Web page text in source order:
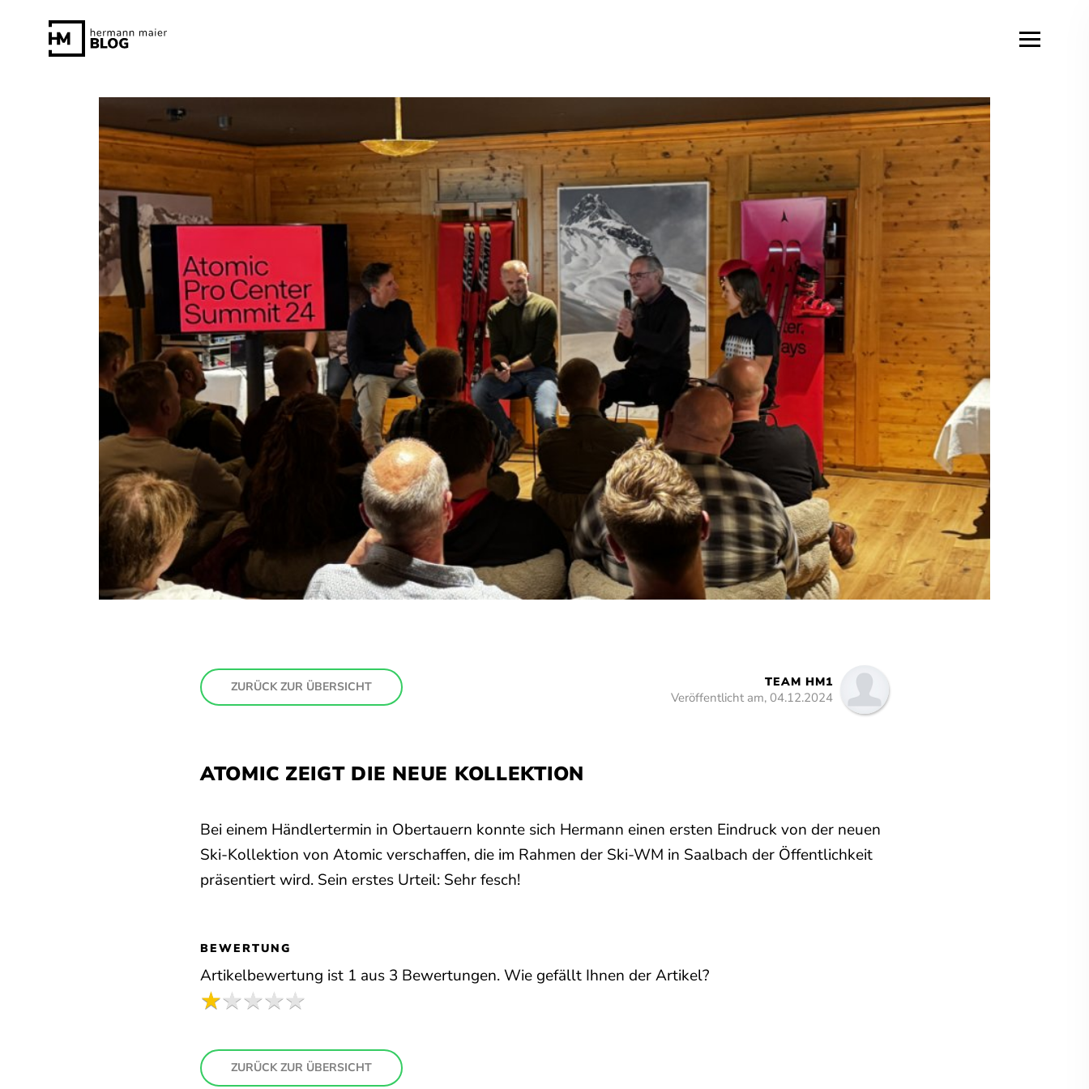
ZURÜCK ZUR ÜBERSICHT TEAM HM1
Veröffentlicht am, 04.12.2024
ATOMIC ZEIGT DIE NEUE KOLLEKTION
Bei einem Händlertermin in Obertauern konnte sich Hermann einen ersten Eindruck von der neuen
Ski-Kollektion von Atomic verschaffen, die im Rahmen der Ski-WM in Saalbach der Öffentlichkeit
präsentiert wird. Sein erstes Urteil: Sehr fesch!
BEWERTUNG
Artikelbewertung ist 1 aus 3 Bewertungen. Wie gefällt Ihnen der Artikel?
ZURÜCK ZUR ÜBERSICHT